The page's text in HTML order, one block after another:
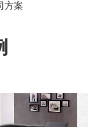
方案